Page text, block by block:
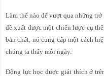
Làm thế nào để vượt qua những
đề xuất được một chiến lược cụ
bản chất, nó cung cấp một cách
chúng ta thấy mỗi ngày.
Động lực học được giải thích ở